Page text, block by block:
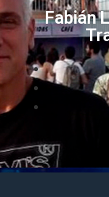
Fabián